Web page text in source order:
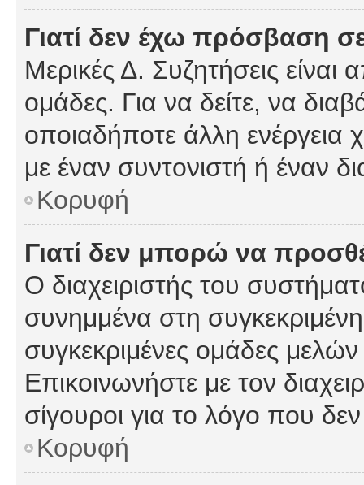
Γιατί δεν έχω πρόσβαση
Μερικές Δ. Συζητήσεις είναι
ομάδες. Για να δείτε, να
οποιαδήποτε άλλη ενέργεια
με έναν συντονιστή ή έναν
Κορυφή
Γιατί δεν μπορώ να
Ο διαχειριστής του
συνημμένα στη
συγκεκριμένες ομάδες
Επικοινωνήστε με τον
σίγουροι για το λόγο που
Κορυφή